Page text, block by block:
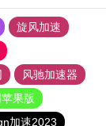
旋风加速
风驰加速器
果版
加速2023